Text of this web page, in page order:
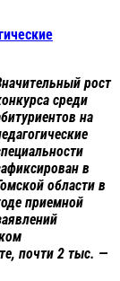
рост
среди
на
в
области в
приемной
почти 2 тыс. —